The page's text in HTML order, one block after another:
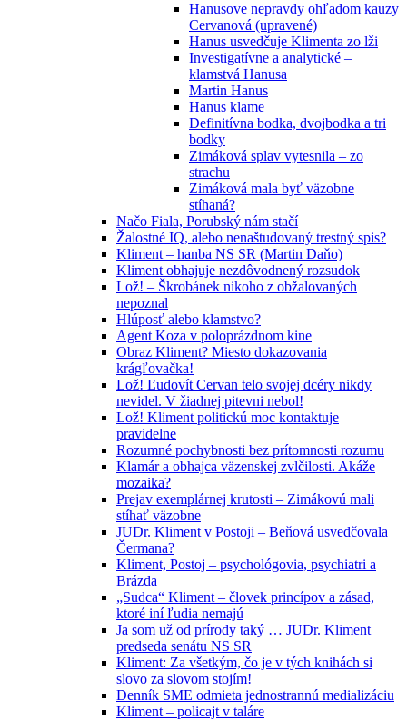
Hanusove nepravdy ohľadom kauzy
Cervanová (upravené)
Hanus usvedčuje Klimenta zo lži
Investigatívne a analytické –
klamstvá Hanusa
Martin Hanus
Hanus klame
Definitívna bodka, dvojbodka a tri
bodky
Zimáková splav vytesnila – zo
strachu
Zimáková mala byť väzobne
stíhaná?
Načo Fiala, Porubský nám stačí
Žalostné IQ, alebo nenaštudovaný trestný spis?
Kliment – hanba NS SR (Martin Daňo)
Kliment obhajuje nezdôvodnený rozsudok
Lož! – Škrobánek nikoho z obžalovaných
nepoznal
Hlúposť alebo klamstvo?
Agent Koza v poloprázdnom kine
Obraz Kliment? Miesto dokazovania
krágľovačka!
Lož! Ľudovít Cervan telo svojej dcéry nikdy
nevidel. V žiadnej pitevni nebol!
Lož! Kliment politickú moc kontaktuje
pravidelne
Rozumné pochybnosti bez prítomnosti rozumu
Klamár a obhajca väzenskej zvlčilosti. Akáže
mozaika?
Prejav exemplárnej krutosti – Zimákovú mali
stíhať väzobne
JUDr. Kliment v Postoji – Beňová usvedčovala
Čermana?
Kliment, Postoj – psychológovia, psychiatri a
Brázda
„Sudca“ Kliment – človek princípov a zásad,
ktoré iní ľudia nemajú
Ja som už od prírody taký … JUDr. Kliment
predseda senátu NS SR
Kliment: Za všetkým, čo je v tých knihách si
slovo za slovom stojím!
Denník SME odmieta jednostrannú medializáciu
Kliment – policajt v taláre